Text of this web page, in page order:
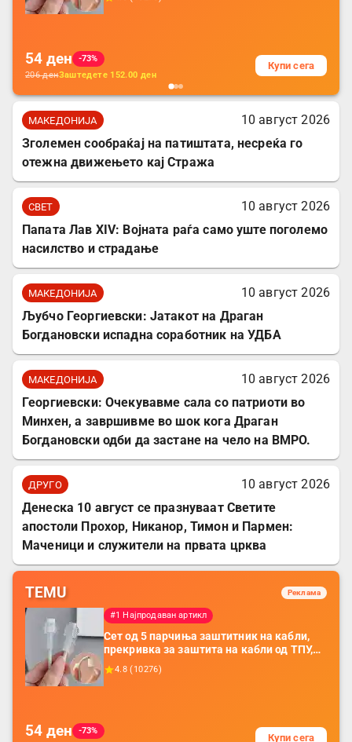
батерија, за мобилни телефони, комплет
54 ден
-73%
206денЗаштедете 152.00 ден
Купи сега
МАКЕДОНИЈА
10 август 2026
Зголемен сообраќај на патиштата, несреќа го
отежна движењето кај Стража
СВЕТ
10 август 2026
Папата Лав XIV: Војната раѓа само уште поголемо
насилство и страдање
МАКЕДОНИЈА
10 август 2026
Љубчо Георгиевски: Јатакот на Драган
Богдановски испадна соработник на УДБА
МАКЕДОНИЈА
10 август 2026
Георгиевски: Очекувавме сала со патриоти во
Минхен, а завршивме во шок кога Драган
Богдановски одби да застане на чело на ВМРО.
ДРУГО
10 август 2026
Денеска 10 август се празнуваат Светите
апостоли Прохор, Никанор, Тимон и Пармен:
Маченици и служители на првата црква
TEMU Реклама
#1 Најпродаван артикл
Сет од 5 парчиња заштитник на кабли,
прекривка за заштита на кабли од ТПУ,
додатоци за заштита на кабли, без
батерија, за мобилни телефони, комплет
4.8 ( 10276)
54 ден -73%
Купи сега